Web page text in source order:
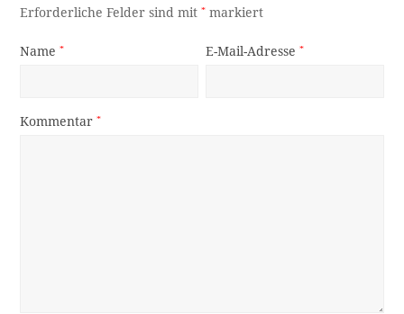
Erforderliche Felder sind mit* markiert
Name* E-Mail-Adresse*
Kommentar*